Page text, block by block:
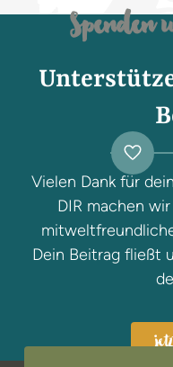
Spenden
Vielen Dank für
DIR machen
Dein Beitrag fließt